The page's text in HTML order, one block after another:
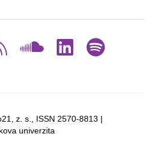
z. s., ISSN 2570-8813 |
univerzita
RSS